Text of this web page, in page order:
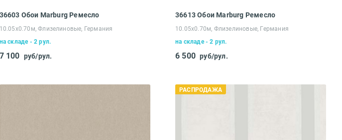
36603 Обои Marburg Ремесло
10.05х0.70м, Флизелиновые, Германия
на складе - 2 рул.
7 100 руб/рул.
36613 Обои Marburg Ремесло
10.05х0.70м, Флизелиновые, Германия
на складе - 2 рул.
6 500 руб/рул.
РАСПРОДАЖА